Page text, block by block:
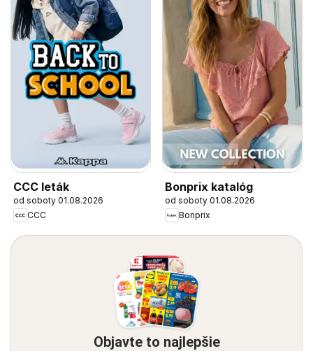
CCC leták
od soboty 01.08.2026
CCC
Bonprix katalóg
od soboty 01.08.2026
Bonprix
Objavte to najlepšie